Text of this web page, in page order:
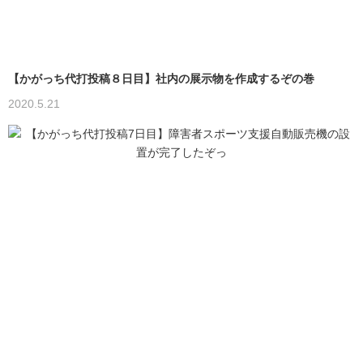
【かがっち代打投稿８日目】社内の展示物を作成するぞの巻
2020.5.21